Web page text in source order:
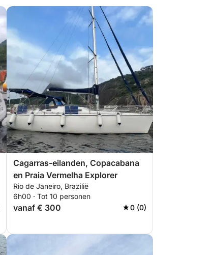
Cagarras-eilanden, Copacabana
en Praia Vermelha Explorer
Rio de Janeiro, Brazilië
6h00 · Tot 10 personen
vanaf € 300 0 (0)